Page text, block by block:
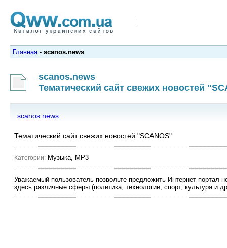
Главная - scanos.news
scanos.news
Тематический сайт свежих новостей
scanos.news
Тематический сайт свежих новостей "SCANOS"
Категории: Музыка, MP3
Уважаемый пользователь позвольте предложить Интернет портал
здесь различные сферы (политика, технологии, спорт, культура и